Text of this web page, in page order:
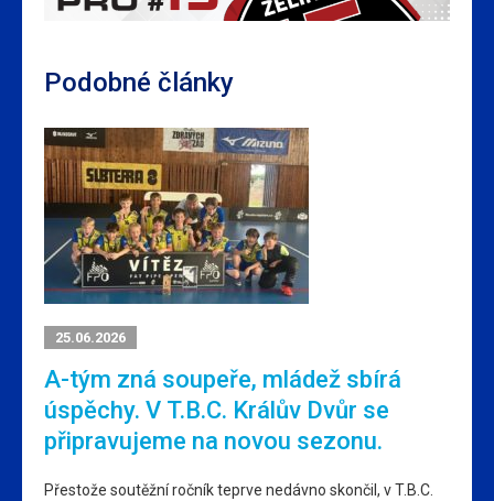
Podobné články
25.06.2026
A-tým zná soupeře, mládež sbírá
úspěchy. V T.B.C. Králův Dvůr se
připravujeme na novou sezonu.
Přestože soutěžní ročník teprve nedávno skončil, v T.B.C.